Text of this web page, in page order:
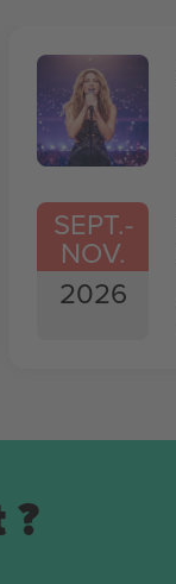
SEPT.-
NOV.
2026
?